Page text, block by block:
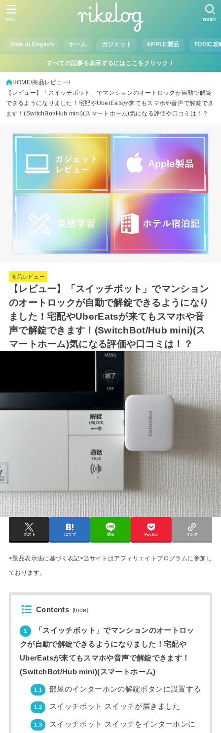
View in English ホーム ガジェット APPLE製品 TOEIC攻
SEARCH
MENU
すべての記事を表示するにはここをクリック！
HOME 商品レビュー
【レビュー】「スイッチボット」でマンションのオートロックが自動で解錠
できるようになりました！宅配やUberEatsが来てもスマホや音声で解錠でき
ます！(SwitchBot/Hub mini)(スマートホーム)気になる評価や口コミは！？
商品レビュー
【レビュー】「スイッチボット」でマンション
のオートロックが自動で解錠できるようになり
ました！宅配やUberEatsが来てもスマホや音
声で解錠できます！(SwitchBot/Hub mini)(ス
マートホーム)気になる評価や口コミは！？
ポスト はてブ 送る Pocket リンク
<景品表示法に基づく表記>当サイトはアフィリエイトプログラムに参加し
ております。
Contents [hide]
1
「スイッチボット」でマンションのオートロッ
クが自動で解錠できるようになりました！宅配や
UberEatsが来てもスマホや音声で解錠できます！
(SwitchBot/Hub mini)(スマートホーム)
1.1 部屋のインターホンの解錠ボタンに設置する
1.2 スイッチボット スイッチが届きました
1.3
スイッチボット スイッチをインターホンに